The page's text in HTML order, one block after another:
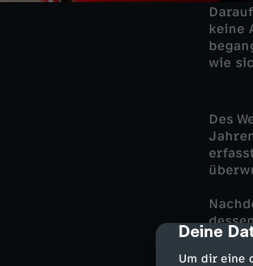
cmp-
Deine
Um dir eine
keine
wie
Des